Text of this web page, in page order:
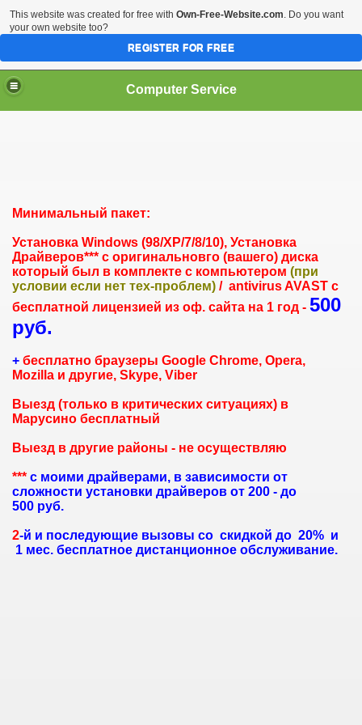
Computer Service
Минимальный пакет:
Установка Windows (98/XP/7/8/10), Установка
Драйверов*** с оригинальновго (вашего) диска
который был в комплекте с компьютером (при
условии если нет тех-проблем) / antivirus AVAST с
бесплатной лицензией из оф. сайта на 1 год - 500
руб.
+ бесплатно браузеры Google Chrome, Opera,
Mozilla и другие, Skype, Viber
Выезд (только в критических ситуациях) в
Марусино бесплатный
Выезд в другие районы - не осуществляю
*** с моими драйверами, в зависимости от
сложности установки драйверов от 200 - до
500 руб.
2-й и последующие вызовы со скидкой до 20% и
1 мес. бесплатное дистанционное обслуживание.
This website was created for free with Own-Free-Website.com. Do you want
your own website too?
REGISTER FOR FREE